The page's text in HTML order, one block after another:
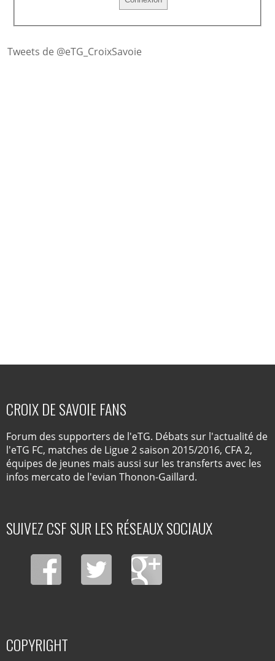
Tweets de @eTG_CroixSavoie
CROIX DE SAVOIE FANS
Forum des supporters de l'eTG. Débats sur l'actualité de
l'eTG FC, matches de Ligue 2 saison 2015/2016, CFA 2,
équipes de jeunes mais aussi sur les transferts avec les
infos mercato de l'evian Thonon-Gaillard.
SUIVEZ CSF SUR LES RÉSEAUX SOCIAUX
COPYRIGHT